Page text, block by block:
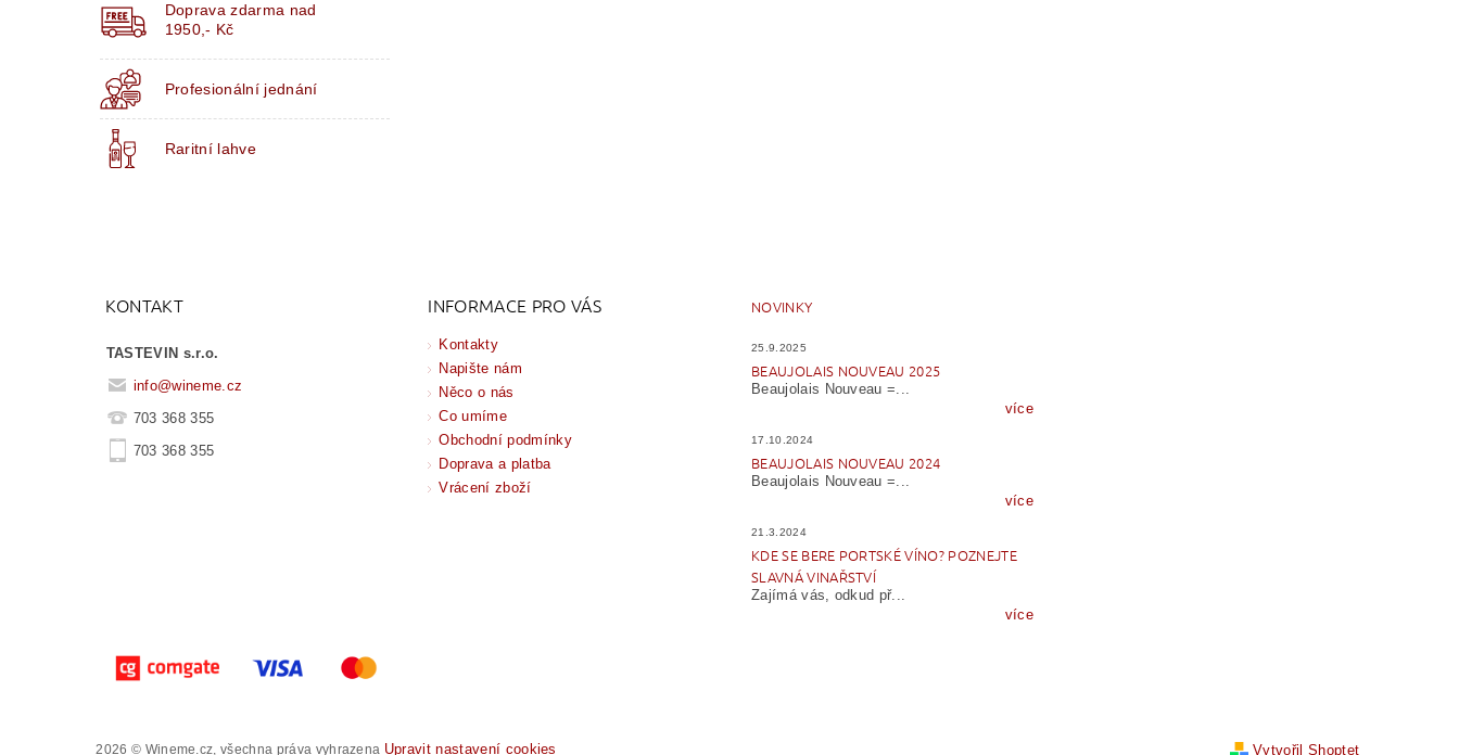
Doprava zdarma nad
1950,- Kč
Profesionální jednání
Raritní lahve
KONTAKT
TASTEVIN s.r.o.
info@wineme.cz
703 368 355
703 368 355
INFORMACE PRO VÁS
Kontakty
Napište nám
Něco o nás
Co umíme
Obchodní podmínky
Doprava a platba
Vrácení zboží
NOVINKY
25.9.2025
BEAUJOLAIS NOUVEAU 2025
Beaujolais Nouveau =...
více
17.10.2024
BEAUJOLAIS NOUVEAU 2024
Beaujolais Nouveau =...
více
21.3.2024
KDE SE BERE PORTSKÉ VÍNO? POZNEJTE
SLAVNÁ VINAŘSTVÍ
Zajímá vás, odkud př...
více
2026 © Wineme.cz, všechna práva vyhrazena Upravit nastavení cookies Vytvořil Shoptet